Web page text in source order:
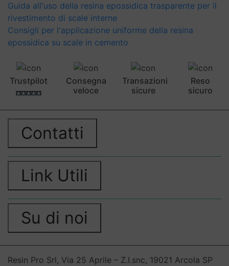
Guida all'uso della resina epossidica trasparente per il
rivestimento di scale interne
Consigli per l'applicazione uniforme della resina
epossidica su scale in cemento
Trustpilot
Consegna
veloce
Transazioni
sicure
Reso
sicuro
Contatti
Link Utili
Su di noi
Resin Pro Srl, Via 25 Aprile – Z.I.snc, 19021 Arcola SP